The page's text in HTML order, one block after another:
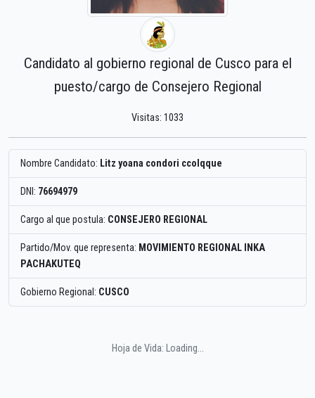
Candidato al gobierno regional de Cusco para el
puesto/cargo de Consejero Regional
Visitas: 1033
Nombre Candidato: Litz yoana condori ccolqque
DNI: 76694979
Cargo al que postula: CONSEJERO REGIONAL
Partido/Mov. que representa: MOVIMIENTO REGIONAL INKA
PACHAKUTEQ
Gobierno Regional: CUSCO
Hoja de Vida: Loading...